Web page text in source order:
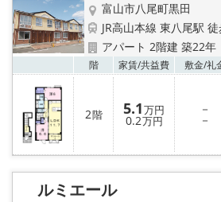
富山市八尾町黒田
JR高山本線 東八尾駅
アパート 2階建 築22年
階 家賃/共益費 敷金/礼
2階 5.1万円
0.2万円
－
－
ルミエール